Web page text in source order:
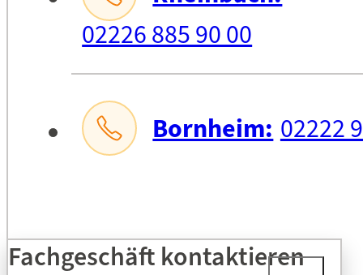
02226 885 90 00
Bornheim: 02222
Fachgeschäft kontaktieren